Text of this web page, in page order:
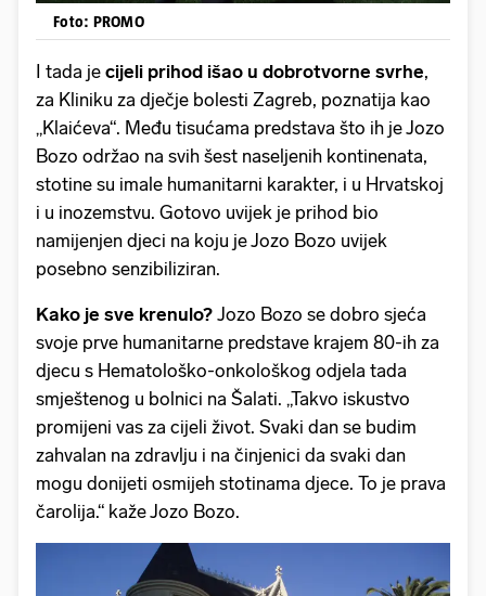
Foto: PROMO
I tada je cijeli prihod išao u dobrotvorne svrhe,
za Kliniku za dječje bolesti Zagreb, poznatija kao
„Klaićeva“. Među tisućama predstava što ih je Jozo
Bozo održao na svih šest naseljenih kontinenata,
stotine su imale humanitarni karakter, i u Hrvatskoj
i u inozemstvu. Gotovo uvijek je prihod bio
namijenjen djeci na koju je Jozo Bozo uvijek
posebno senzibiliziran.
Kako je sve krenulo? Jozo Bozo se dobro sjeća
svoje prve humanitarne predstave krajem 80-ih za
djecu s Hematološko-onkološkog odjela tada
smještenog u bolnici na Šalati. „Takvo iskustvo
promijeni vas za cijeli život. Svaki dan se budim
zahvalan na zdravlju i na činjenici da svaki dan
mogu donijeti osmijeh stotinama djece. To je prava
čarolija.“ kaže Jozo Bozo.